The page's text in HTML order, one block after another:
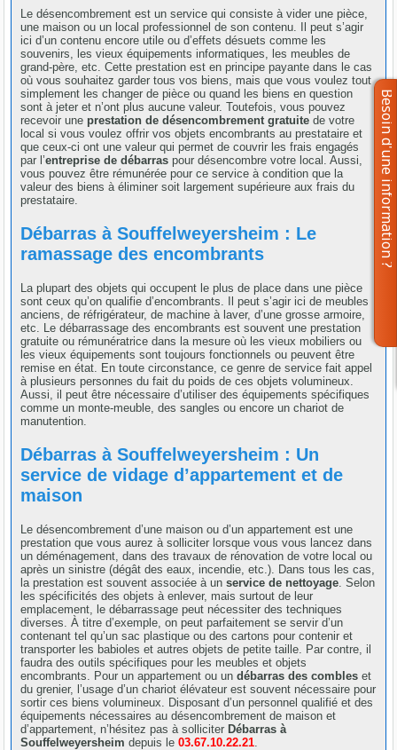
Le désencombrement est un service qui consiste à vider une pièce,
une maison ou un local professionnel de son contenu. Il peut s’agir
ici d’un contenu encore utile ou d’effets désuets comme les
souvenirs, les vieux équipements informatiques, les meubles de
grand-père, etc. Cette prestation est en principe payante dans le cas
où vous souhaitez garder tous vos biens, mais que vous voulez tout
simplement les changer de pièce ou quand les biens en question
sont à jeter et n’ont plus aucune valeur. Toutefois, vous pouvez
recevoir une prestation de désencombrement gratuite de votre
local si vous voulez offrir vos objets encombrants au prestataire et
que ceux-ci ont une valeur qui permet de couvrir les frais engagés
par l’entreprise de débarras pour désencombre votre local. Aussi,
vous pouvez être rémunérée pour ce service à condition que la
valeur des biens à éliminer soit largement supérieure aux frais du
prestataire.
Débarras à Souffelweyersheim : Le
ramassage des encombrants
La plupart des objets qui occupent le plus de place dans une pièce
sont ceux qu’on qualifie d’encombrants. Il peut s’agir ici de meubles
anciens, de réfrigérateur, de machine à laver, d’une grosse armoire,
etc. Le débarrassage des encombrants est souvent une prestation
gratuite ou rémunératrice dans la mesure où les vieux mobiliers ou
les vieux équipements sont toujours fonctionnels ou peuvent être
remise en état. En toute circonstance, ce genre de service fait appel
à plusieurs personnes du fait du poids de ces objets volumineux.
Aussi, il peut être nécessaire d’utiliser des équipements spécifiques
comme un monte-meuble, des sangles ou encore un chariot de
manutention.
Débarras à Souffelweyersheim : Un
service de vidage d’appartement et de
maison
Le désencombrement d’une maison ou d’un appartement est une
prestation que vous aurez à solliciter lorsque vous vous lancez dans
un déménagement, dans des travaux de rénovation de votre local ou
après un sinistre (dégât des eaux, incendie, etc.). Dans tous les cas,
la prestation est souvent associée à unservice de nettoyage . Selon
les spécificités des objets à enlever, mais surtout de leur
emplacement, le débarrassage peut nécessiter des techniques
diverses. À titre d’exemple, on peut parfaitement se servir d’un
contenant tel qu’un sac plastique ou des cartons pour contenir et
transporter les babioles et autres objets de petite taille. Par contre, il
faudra des outils spécifiques pour les meubles et objets
encombrants. Pour un appartement ou undébarras des combles et
du grenier, l’usage d’un chariot élévateur est souvent nécessaire pour
sortir ces biens volumineux. Disposant d’un personnel qualifié et des
équipements nécessaires au désencombrement de maison et
d’appartement, n’hésitez pas à solliciter Débarras à
Souffelweyersheimdepuis le03.67.10.22.21